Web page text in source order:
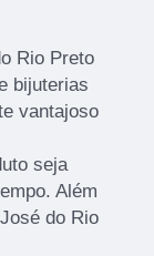
Rio Preto
bijuterias
vantajoso
seja
Além
do Rio